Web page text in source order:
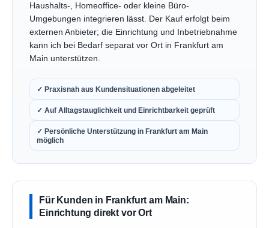
Haushalts-, Homeoffice- oder kleine Büro-
Umgebungen integrieren lässt. Der Kauf erfolgt beim
externen Anbieter; die Einrichtung und Inbetriebnahme
kann ich bei Bedarf separat vor Ort in Frankfurt am
Main unterstützen.
✓ Praxisnah aus Kundensituationen abgeleitet
✓ Auf Alltagstauglichkeit und Einrichtbarkeit geprüft
✓ Persönliche Unterstützung in Frankfurt am Main
möglich
Für Kunden in Frankfurt am Main:
Einrichtung direkt vor Ort